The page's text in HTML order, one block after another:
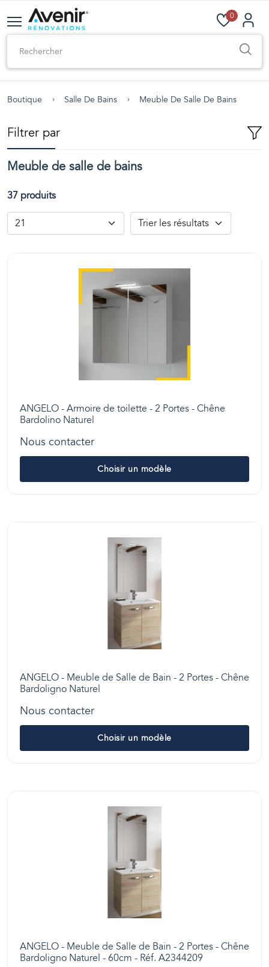
0
Boutique Salle De Bains Meuble De Salle De Bains
Filtrer par
Meuble de salle de bains
37 produits
ANGELO - Armoire de toilette - 2 Portes - Chêne
Bardolino Naturel
Nous contacter
Choisir un modèle
ANGELO - Meuble de Salle de Bain - 2 Portes - Chêne
Bardoligno Naturel
Nous contacter
Choisir un modèle
ANGELO - Meuble de Salle de Bain - 2 Portes - Chêne
Bardoligno Naturel - 60cm - Réf. A2344209